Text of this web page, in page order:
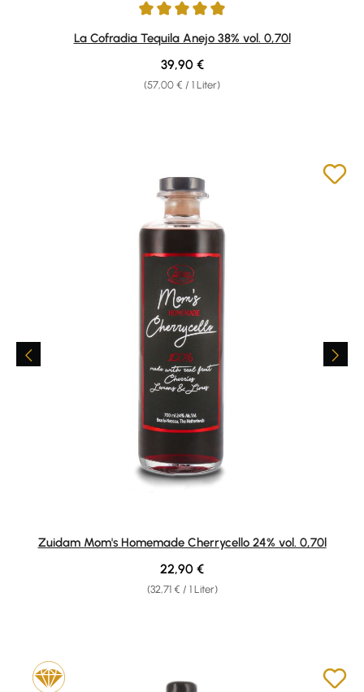
Durchschnittliche Bewertung von 5 von 5 Sternen
La Cofradia Tequila Anejo 38% vol. 0,70l
(57,00 € / 1 Liter)
Regulärer Preis:
39,90 €
Zuidam Mom's Homemade Cherrycello 24% vol. 0,70l
(32,71 € / 1 Liter)
Regulärer Preis:
22,90 €